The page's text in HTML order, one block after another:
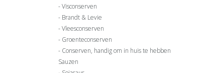
Visconserven
Brandt & Levie
Vleesconserven
Groenteconserven
Conserven, handig om in huis te hebben
Sauzen